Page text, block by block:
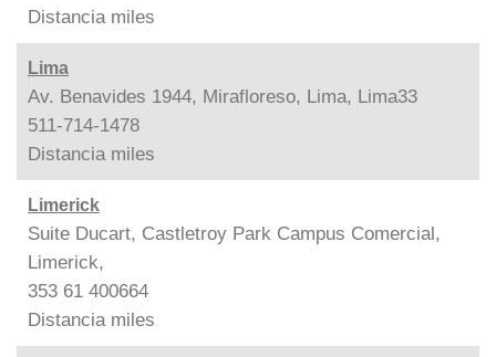
Distancia miles
Lima
Av. Benavides 1944, Mirafloreso, Lima, Lima33
511-714-1478
Distancia miles
Limerick
Suite Ducart, Castletroy Park Campus Comercial,
Limerick,
353 61 400664
Distancia miles